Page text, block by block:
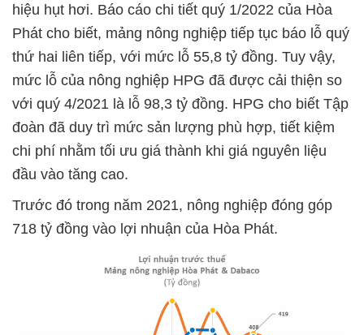
hiệu hụt hơi. Báo cáo chi tiết quý 1/2022 của Hòa
Phát cho biết, mảng nông nghiệp tiếp tục báo lỗ quý
thứ hai liên tiếp, với mức lỗ 55,8 tỷ đồng. Tuy vậy,
mức lỗ của nông nghiệp HPG đã được cải thiện so
với quý 4/2021 là lỗ 98,3 tỷ đồng. HPG cho biết Tập
đoàn đã duy trì mức sản lượng phù hợp, tiết kiệm
chi phí nhằm tối ưu giá thành khi giá nguyên liệu
đầu vào tăng cao.
Trước đó trong năm 2021, nông nghiệp đóng góp
718 tỷ đồng vào lợi nhuận của Hòa Phát.